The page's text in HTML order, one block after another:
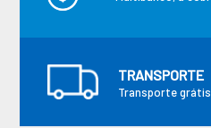
TRANSPORTE
Transporte grátis